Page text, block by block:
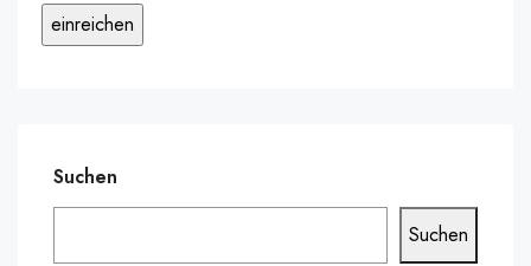
Suchen
Suchen